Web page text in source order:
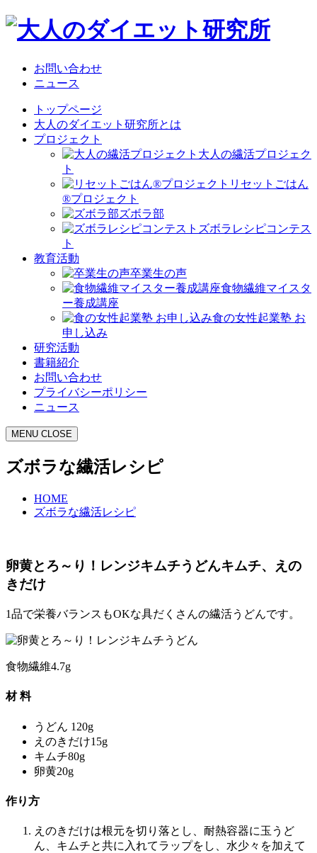
お問い合わせ
ニュース
トップページ
大人のダイエット研究所とは
プロジェクト
大人の繊活プロジェク
ト
リセットごはん
®プロジェクト
ズボラ部
ズボラレシピコンテス
ト
教育活動
卒業生の声
食物繊維マイスタ
ー養成講座
食の女性起業塾 お
申し込み
研究活動
書籍紹介
お問い合わせ
プライバシーポリシー
ニュース
MENU CLOSE
ズボラな繊活レシピ
HOME
ズボラな繊活レシピ
卵黄とろ～り！レンジキムチうどんキムチ、えの
きだけ
1品で栄養バランスもOKな具だくさんの繊活うどんです。
食物繊維4.7g
材 料
うどん 120g
えのきだけ15g
キムチ80g
卵黄20g
作り方
えのきだけは根元を切り落とし、耐熱容器に玉うど
ん、キムチと共に入れてラップをし、水少々を加えて